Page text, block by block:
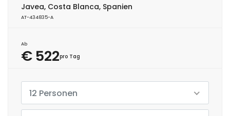
Javea, Costa Blanca, Spanien
AT-434835-A
Ab
€ 522pro Tag
12 Personen